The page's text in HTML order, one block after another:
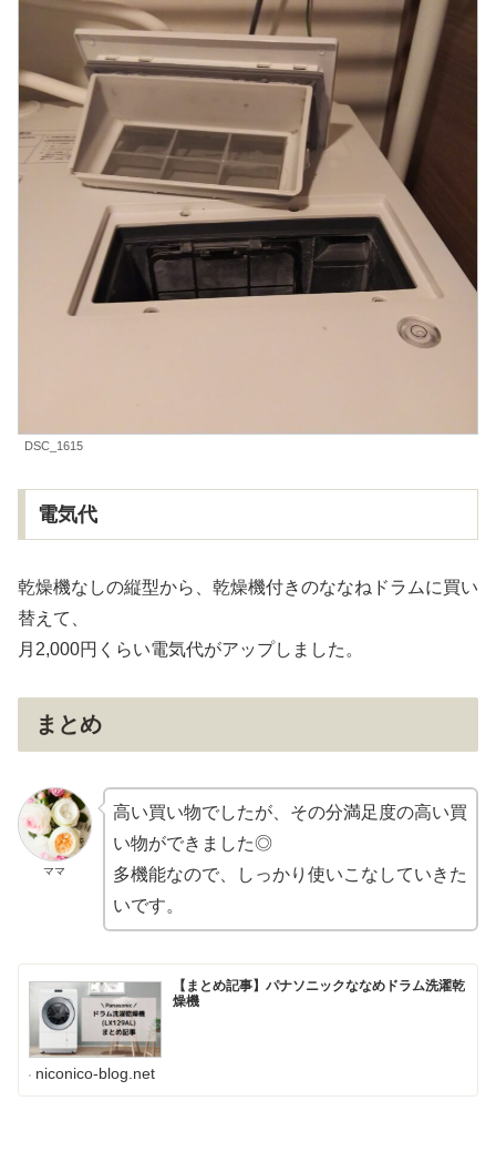
DSC_1615
電気代
乾燥機なしの縦型から、乾燥機付きのななねドラムに買い
替えて、
月2,000円くらい電気代がアップしました。
まとめ
ママ
高い買い物でしたが、その分満足度の高い買
い物ができました◎
多機能なので、しっかり使いこなしていきた
いです。
【まとめ記事】パナソニックななめドラム洗濯乾
燥機
niconico-blog.net